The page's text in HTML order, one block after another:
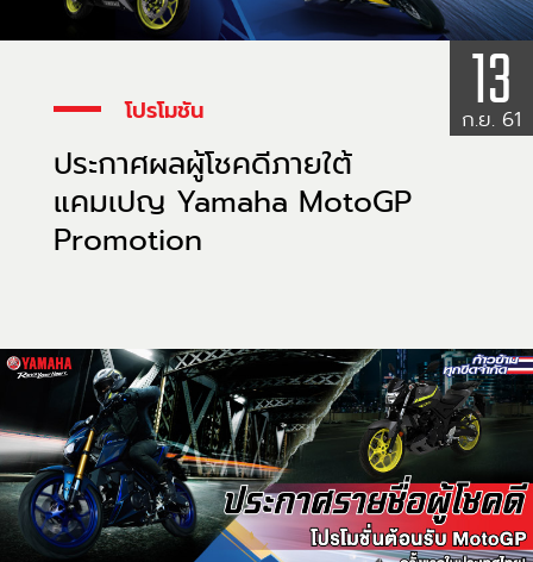
โปรโมชัน
ประกาศผลผู้โชคดีภายใต้
แคมเปญ Yamaha MotoGP
Promotion
13
ก.ย. 61